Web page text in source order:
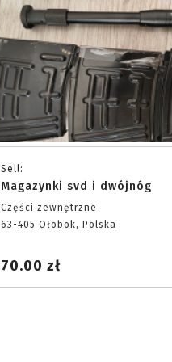
Sell:
Magazynki svd i dwójnóg
Części zewnętrzne
63-405 Ołobok, Polska
70.00 zł